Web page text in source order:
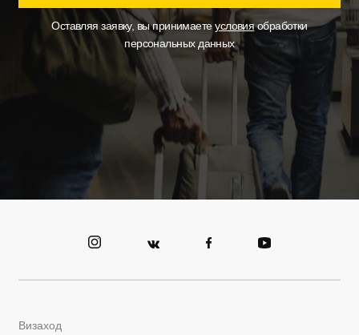
Оставляя заявку, вы принимаетеусловияобработки
персональных данных
Визаход